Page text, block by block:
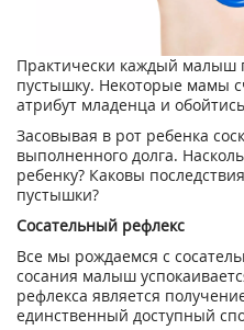
Практически каждый малыш
пустышку. Некоторые мамы
атрибут младенца и
Засовывая в рот ребенка
выполненного долга.
ребенку? Каковы
пустышки?
Сосательный рефлекс
Все мы рождаемся с
сосания малыш
рефлекса является
единственный доступный